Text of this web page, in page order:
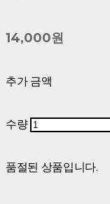
14,000원
추가 금액
수량
품절된 상품입니다.